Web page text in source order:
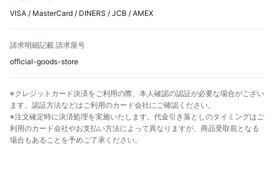
VISA / MasterCard / DINERS / JCB / AMEX
請求明細記載 請求屋号
official-goods-store
※クレジットカード決済をご利用の際、本人確認の認証が必要な場合がござい
ます。認証方法などはご利用のカード会社にご確認ください。
※注文確定時に決済処理を実施いたします。代金引き落としのタイミングはご
利用のカード会社やお支払い方法によって異なりますが、商品受取前となる
場合もあることを予めご了承ください。